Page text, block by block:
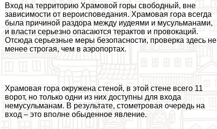
Вход на территорию Храмовой горы свободный, вне
зависимости от вероисповедания. Храмовая гора всегда
была причиной раздора между иудеями и мусульманами,
и власти серьезно опасаются теpaктов и провокаций.
Отсюда серьезные меры безопасности, проверка здесь не
менее строгая, чем в аэропортах.
Храмовая гора окружена стеной, в этой стене всего 11
ворот, но только одни из них доступны для входа
немусульманам. В результате, стометровая очередь на
вход – это вполне обыденное явление.